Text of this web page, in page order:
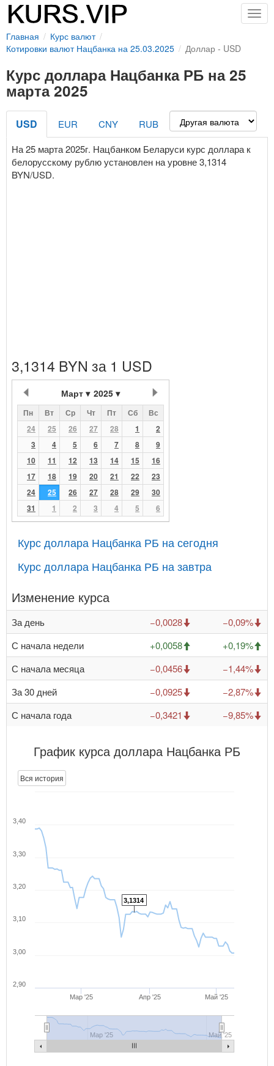
Главная
Курс валют
Котировки валют Нацбанка на 25.03.2025
Доллар - USD
Курс доллара Нацбанка РБ на 25
марта 2025
USD EUR CNY
RUB
На 25 марта 2025г. Нацбанком Беларуси курс доллара к
белорусскому рублю установлен на уровне 3,1314
BYN/USD.
3,1314 BYN за 1 USD
Март 2025
Пн Вт Ср Чт Пт Сб
Вс
24
25 26 27 28 1
2
3
4 5 6 7 8
9
10
11 12 13 14 15
16
17
18 19 20 21 22
23
24
25 26 27 28 29
30
31
1 2 3 4 5 6
Курс доллара Нацбанка РБ на сегодня
Курс доллара Нацбанка РБ на завтра
Изменение курса
За день −0,0028
−0,09%
С начала недели
+0,0058
+0,19%
С начала месяца
−0,0456
−1,44%
За 30 дней
−0,0925
−2,87%
С начала года
−0,3421 −9,85%
График курса доллара Нацбанка РБ
Вся история
3,1314
Мар '25 Апр '25 Май '25
Мар '25 Май '25
2,90
3,00
3,10
3,20
3,30
3,40